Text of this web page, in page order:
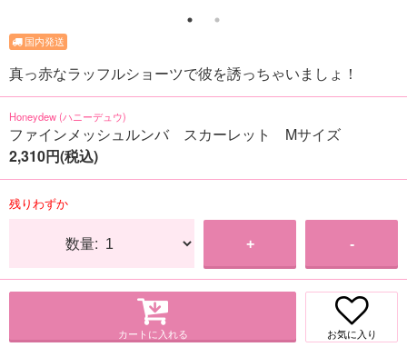
真っ赤なラッフルショーツで彼を誘っちゃいましょ！
Honeydew (ハニーデュウ)
ファインメッシュルンバ スカーレット Mサイズ
2,310円(税込)
残りわずか
数量: + -
カートに入れる お気に入り